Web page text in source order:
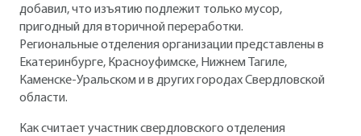
добавил, что изъятию подлежит только мусор,
пригодный для вторичной переработки.
Региональные отделения организации представлены в
Екатеринбурге, Красноуфимске, Нижнем Тагиле,
Каменске-Уральском и в других городах Свердловской
области.
Как считает участник свердловского отделения